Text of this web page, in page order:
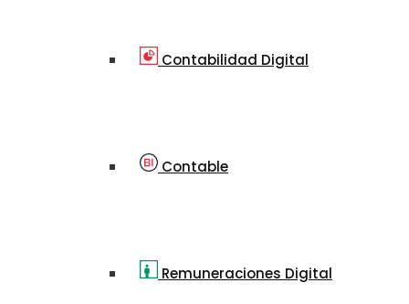
Contabilidad Digital
Contable
Remuneraciones Digital